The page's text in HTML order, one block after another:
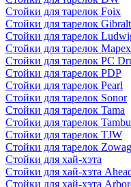
Стойки для тарелок Foix
Стойки для тарелок
Стойки для тарелок
Стойки для тарелок Mapex
Стойки для тарелок PC
Стойки для тарелок PDP
Стойки для тарелок Pearl
Стойки для тарелок Sonor
Стойки для тарелок Tama
Стойки для тарелок
Стойки для тарелок TJW
Стойки для тарелок Zowag
Стойки для хай-хэта
Стойки для хай-хэта
Стойки для хай-хэта